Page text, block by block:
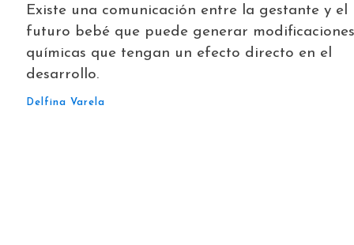
Existe una comunicación entre la gestante y el
futuro bebé que puede generar modificaciones
químicas que tengan un efecto directo en el
desarrollo.
Delfina Varela